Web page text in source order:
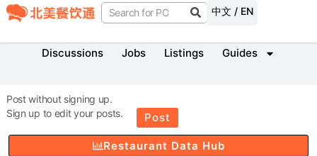
中文 / EN
Discussions Jobs Listings Guides
Post without signing up.
Sign up to edit your posts.
Post
Restaurant Data Hub